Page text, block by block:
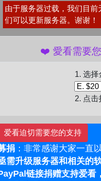
由于服务器过载，我们目
们可以更新服务器。谢谢！
❤️ 愛看需要
1. 选择
2. 点击
爱看迫切需要您的支持
捐 ：非常感谢大家一直
需升级服务器和相关的
链接捐赠支持爱看